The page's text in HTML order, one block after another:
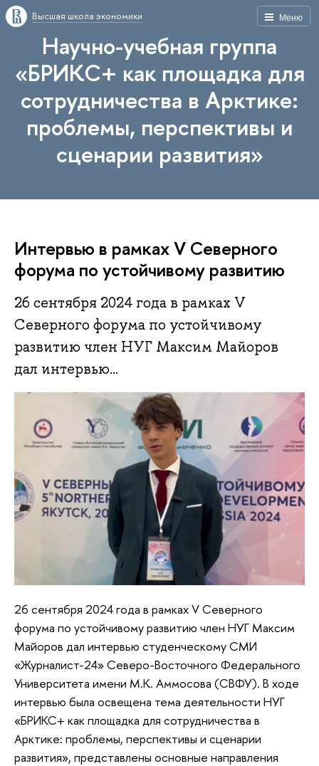
Меню
Высшая школа экономики
Научно-учебная группа
«БРИКС+ как площадка для
сотрудничества в Арктике:
проблемы, перспективы и
сценарии развития»
Интервью в рамках V Северного
форума по устойчивому развитию
26 сентября 2024 года в рамках V
Северного форума по устойчивому
развитию член НУГ Максим Майоров
дал интервью...
26 сентября 2024 года в рамках V Северного
форума по устойчивому развитию член НУГ Максим
Майоров дал интервью студенческому СМИ
«Журналист-24» Северо-Восточного Федерального
Университета имени М.К. Аммосова (СВФУ). В ходе
интервью была освещена тема деятельности НУГ
«БРИКС+ как площадка для сотрудничества в
Арктике: проблемы, перспективы и сценарии
развития», представлены основные направления